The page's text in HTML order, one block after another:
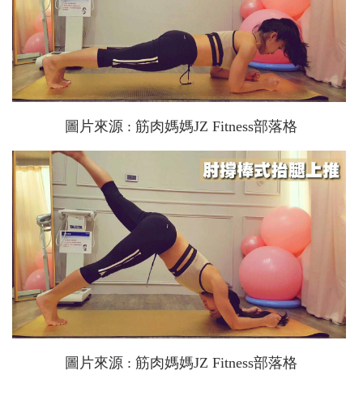
圖片來源 : 筋肉媽媽JZ Fitness部落格
圖片來源 : 筋肉媽媽JZ Fitness部落格